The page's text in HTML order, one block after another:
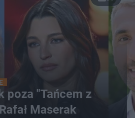
poza "Tańcem z
Maserak